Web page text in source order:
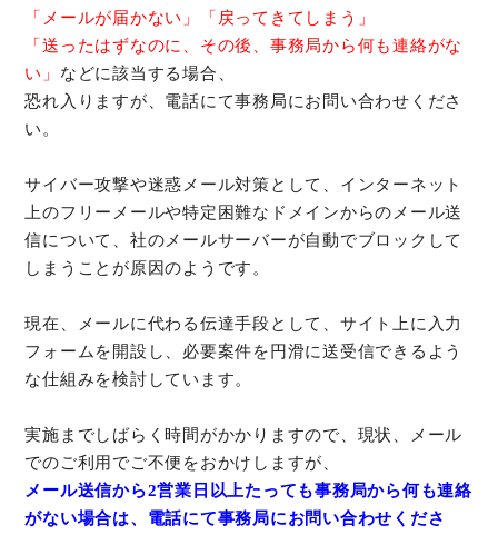
「メールが届かない」「戻ってきてしまう」
「送ったはずなのに、その後、事務局から何も連絡がな
い」 などに該当する場合、
恐れ入りますが、電話にて事務局にお問い合わせくださ
い。
サイバー攻撃や迷惑メール対策として、インターネット
上のフリーメールや特定困難なドメインからのメール送
信について、社のメールサーバーが自動でブロックして
しまうことが原因のようです。
現在、メールに代わる伝達手段として、サイト上に入力
フォームを開設し、必要案件を円滑に送受信できるよう
な仕組みを検討しています。
実施までしばらく時間がかかりますので、現状、メール
でのご利用でご不便をおかけしますが、
メール送信から2営業日以上たっても事務局から何も連絡
がない場合は、電話にて事務局にお問い合わせくださ